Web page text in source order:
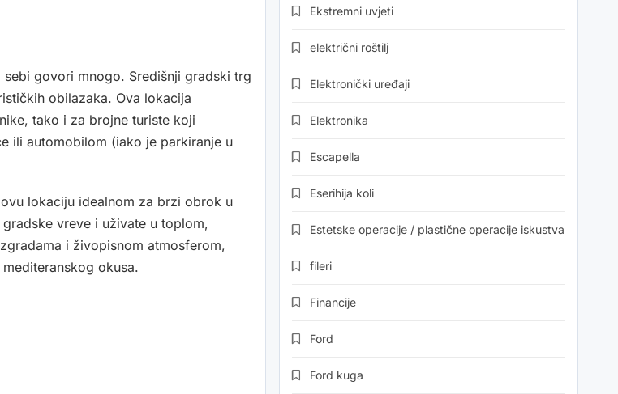
sebi govori mnogo. Središnji gradski trg
obilazaka. Ova lokacija
tako i za brojne turiste koji
ili automobilom (iako je parkiranje u
lokaciju idealnom za brzi obrok u
vreve i uživate u toplom,
i živopisnom atmosferom,
okusa.
Ekstremni uvjeti
električni roštilj
Elektronički uređaji
Elektronika
Escapella
Eserihija koli
Estetske operacije / plastične operacije iskustva
fileri
Financije
Ford
Ford kuga